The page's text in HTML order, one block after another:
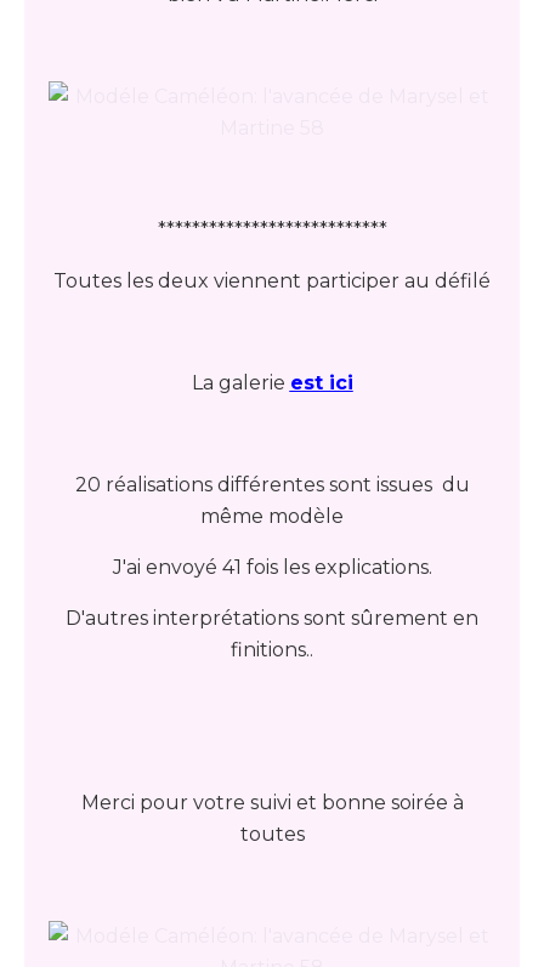
***************************
Toutes les deux viennent participer au défilé
La galerie est ici
20 réalisations différentes sont issues du
même modèle
J'ai envoyé 41 fois les explications.
D'autres interprétations sont sûrement en
finitions..
Merci pour votre suivi et bonne soirée à
toutes